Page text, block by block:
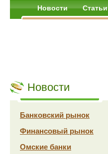
Новости Статьи
Новости
Банковский рынок
Финансовый рынок
Омские банки